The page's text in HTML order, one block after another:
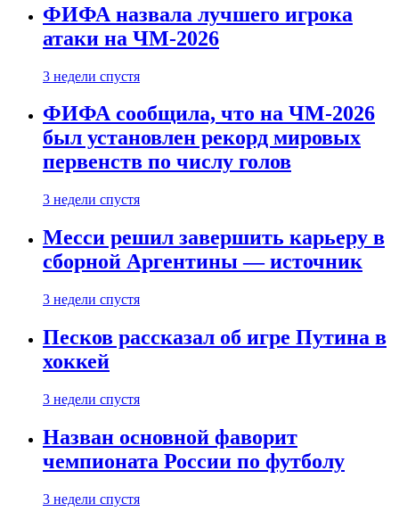
ФИФА назвала лучшего игрока
атаки на ЧМ-2026
3 недели спустя
ФИФА сообщила, что на ЧМ-2026
был установлен рекорд мировых
первенств по числу голов
3 недели спустя
Месси решил завершить карьеру в
сборной Аргентины — источник
3 недели спустя
Песков рассказал об игре Путина в
хоккей
3 недели спустя
Назван основной фаворит
чемпионата России по футболу
3 недели спустя